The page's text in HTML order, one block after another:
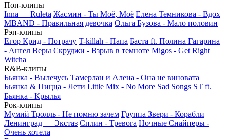
Поп-клипы
Inna — Ruleta Жасмин - Ты Моё, Моё Елена Темникова - Вдох
MBAND - Правильная девочка Ольга Бузова - Мало половин
Рэп-клипы
Егор Крид - Потрачу T-killah - Папа Баста ft. Полина Гагарина
- Ангел Веры Скруджи - Взрыв в темноте Migos - Get Right
Witcha
R&B-клипы
Бьянка - Вылечусь Тамерлан и Алена - Она не виновата
Бьянка & Пицца - Лети Little Mix - No More Sad Songs ST ft.
Бьянка - Крылья
Рок-клипы
Мумий Тролль - Не помню зачем Группа Звери - Корабли
Ленинград — Экстаз Сплин - Тревога Ночные Снайперы -
Очень хотела